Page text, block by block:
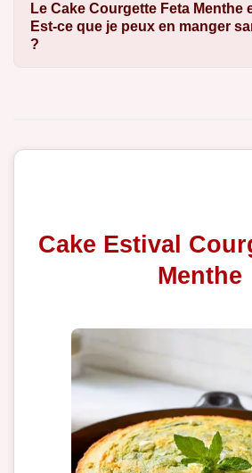
Le Cake Courgette Feta Menthe
Est-ce que je peux en manger
?
Cake Estival
Menthe